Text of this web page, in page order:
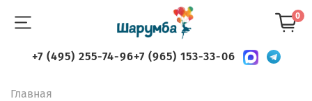
0
+7 (495) 255-74-96+7 (965) 153-33-06
Главная